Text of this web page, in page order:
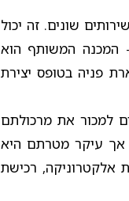
שונים. זה יכול
– המכנה המשותף הוא
פניה בטופס יצירת
למכור את מרכולתם
אך עיקר מטרתם היא
אלקטרוניקה, רכישת